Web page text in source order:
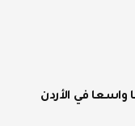
في الأردن